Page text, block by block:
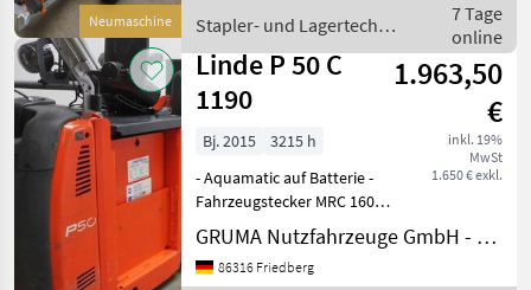
Neumaschine
Batter
Stapler- und Lagertechnik
/ Sonstige
7 Tage
online
Linde P 50 C
1190
1.963,50
€
inkl. 19%
MwSt
1.650 € exkl.
Bj. 2015
3215 h
- Aquamatic auf Batterie -
Fahrzeugstecker MRC 160A -
Beleuchtungsanlage mit
Stand- und Fahrlicht,
Bremslichter und Blinker
GRUMA Nutzfahrzeuge GmbH - Staplertechnik
86316 Friedberg